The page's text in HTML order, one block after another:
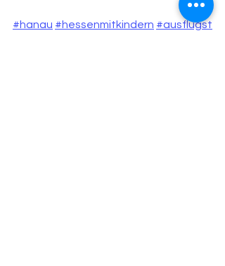
#hanau #hessenmitkindern #ausflugst